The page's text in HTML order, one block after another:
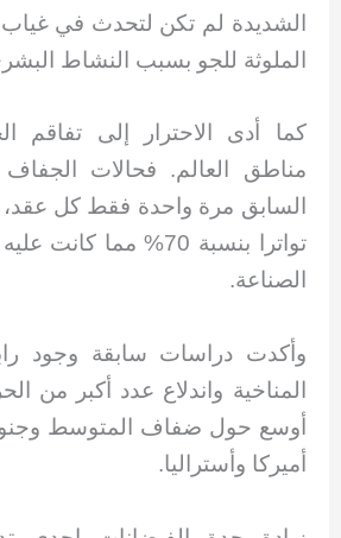
الشديدة لم تكن لتحدث في غياب
الملوثة للجو بسبب النشاط
كما أدى الاحترار إلى
مناطق العالم. فحالات
السابق مرة واحدة فقط كل عقد،
تواترا بنسبة 70% مما
الصناعة.
وأكدت دراسات سابقة وجود
المناخية واندلاع عدد أكبر من
أوسع حول ضفاف المتوسط
أميركا وأستراليا.